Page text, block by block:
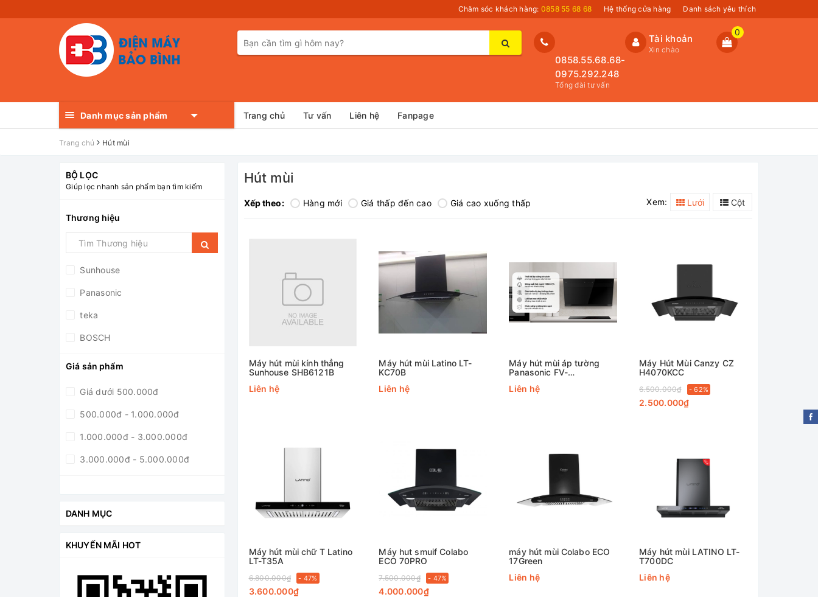
Chăm sóc khách hàng: 0858 55 68 68 Hệ thống cửa hàng Danh sách yêu thích
0858.55.68.68-
0975.292.248
Tổng đài tư vấn
Tài khoản
Xin chào
0
Danh mục sản phẩm Trang chủ Tư vấn Liên hệ Fanpage
Trang chủ Hút mùi
BỘ LỌC
Giúp lọc nhanh sản phẩm bạn tìm kiếm
Thương hiệu
Sunhouse
Panasonic
teka
BOSCH
Mutosi
Topy
Kangaroo
Giá sản phẩm
Giá dưới 500.000đ
500.000đ - 1.000.000đ
1.000.000đ - 3.000.000đ
3.000.000đ - 5.000.000đ
DANH MỤC
KHUYẾN MÃI HOT
Hút mùi
Xếp theo: Hàng mới Giá thấp đến cao Giá cao xuống thấp Xem: Lưới Cột
Máy hút mùi kính thẳng
Sunhouse SHB6121B
Liên hệ
Máy hút mùi Latino LT-
KC70B
Liên hệ
Máy hút mùi áp tường
Panasonic FV-
Liên hệ
Máy Hút Mùi Canzy CZ
H4070KCC
6.500.000₫ - 62%
2.500.000₫
Máy hút mùi chữ T Latino
LT-T35A
6.800.000₫ - 47%
3.600.000₫
Máy hut smuif Colabo
ECO 70PRO
7.500.000₫ - 47%
4.000.000₫
máy hút mùi Colabo ECO
17Green
Liên hệ
Máy hút mùi LATINO LT-
T700DC
Liên hệ